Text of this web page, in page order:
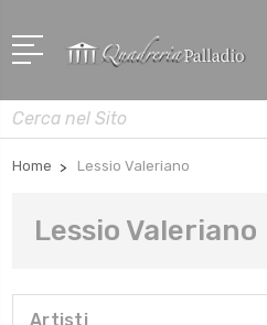
Cerca
Home Lessio Valeriano
Lessio Valeriano
Artisti